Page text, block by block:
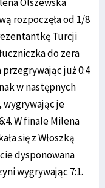
rozpoczęła od 1/8
Turcji
do zera
przegrywając już 0:4
w następnych
wygrywając je
W finale Milena
się z Włoszką
dysponowana
wygrywając 7:1.